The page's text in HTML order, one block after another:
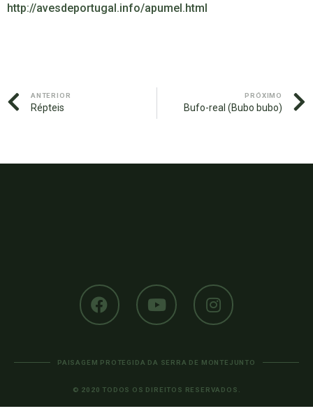
http://avesdeportugal.info/apumel.html
ANTERIOR
Répteis
PRÓXIMO
Bufo-real (Bubo bubo)
PAISAGEM PROTEGIDA DA SERRA DE MONTEJUNTO
© 2020 TODOS OS DIREITOS RESERVADOS.